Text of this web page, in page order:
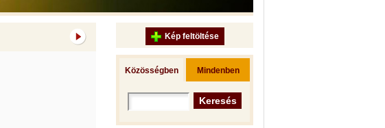
Kép feltöltése
Közösségben Mindenben